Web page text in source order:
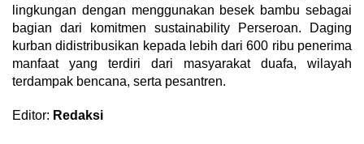
lingkungan dengan menggunakan besek bambu sebagai
bagian dari komitmen sustainability Perseroan. Daging
kurban didistribusikan kepada lebih dari 600 ribu penerima
manfaat yang terdiri dari masyarakat duafa, wilayah
terdampak bencana, serta pesantren.
Editor: Redaksi